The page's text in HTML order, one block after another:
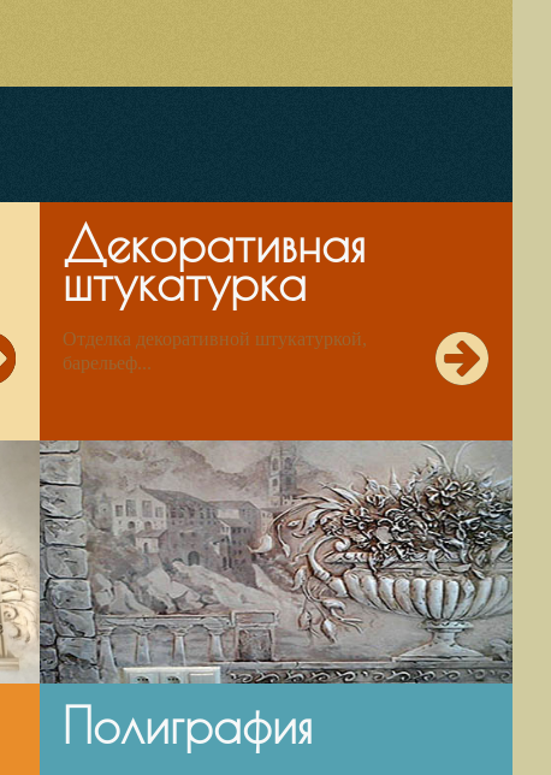
Декоративная
штукатурка
Отделка декоративной штукатуркой,
барельеф...
Полиграфия